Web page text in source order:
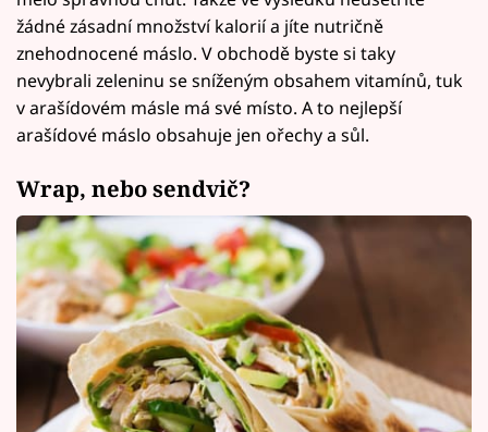
žádné zásadní množství kalorií a jíte nutričně
znehodnocené máslo. V obchodě byste si taky
nevybrali zeleninu se sníženým obsahem vitamínů, tuk
v arašídovém másle má své místo. A to nejlepší
arašídové máslo obsahuje jen ořechy a sůl.
Wrap, nebo sendvič?